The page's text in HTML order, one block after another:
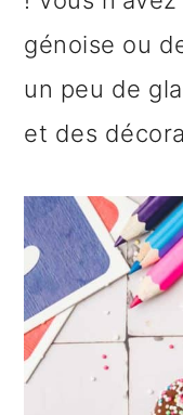
génoise ou
un peu de
et des